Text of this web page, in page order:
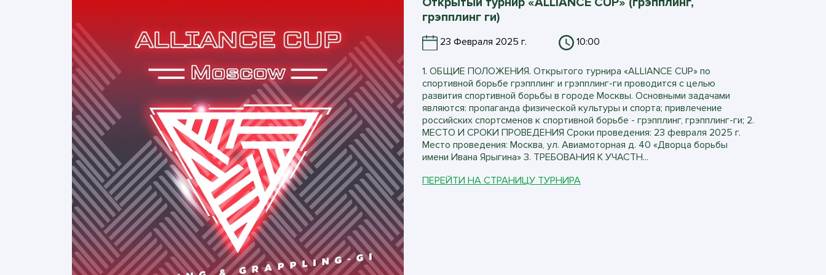
грэпплинг ги)
23 Февраля 2025 г. 10:00
1. ОБЩИЕ ПОЛОЖЕНИЯ. Открытого турнира «ALLIANCE CUP» по
спортивной борьбе грэпплинг и грэпплинг-ги проводится с целью
развития спортивной борьбы в городе Москвы. Основными задачами
являются: пропаганда физической культуры и спорта; привлечение
российских спортсменов к спортивной борьбе - грэпплинг, грэпплинг-ги; 2.
МЕСТО И СРОКИ ПРОВЕДЕНИЯ Сроки проведения: 23 февраля 2025 г.
Место проведения: Москва, ул. Авиамоторная д. 40 «Дворца борьбы
имени Ивана Ярыгина» 3. ТРЕБОВАНИЯ К УЧАСТН...
ПЕРЕЙТИ НА СТРАНИЦУ ТУРНИРА